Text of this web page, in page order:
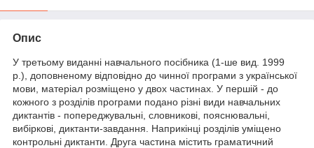
Опис
У третьому виданні навчального посібника (1-ше вид. 1999
р.), доповненому відповідно до чинної програми з української
мови, матеріал розміщено у двох частинах. У першій - до
кожного з розділів програми подано різні види навчальних
диктантів - попереджувальні, словникові, пояснювальні,
вибіркові, диктанти-завдання. Наприкінці розділів уміщено
контрольні диктанти. Друга частина містить граматичний